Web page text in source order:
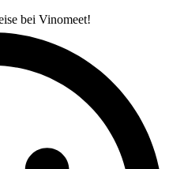
bei Vinomeet!